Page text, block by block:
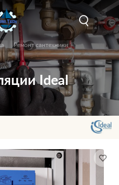
Ремонт сантехники
Ideal